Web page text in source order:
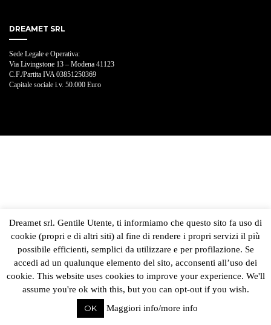
DREAMET SRL
Sede Legale e Operativa:
Via Livingstone 13 – Modena 41123
C.F./Partita IVA 03851250369
Capitale sociale i.v. 50.000 Euro
Dreamet srl. Gentile Utente, ti informiamo che questo sito fa uso di
cookie (propri e di altri siti) al fine di rendere i propri servizi il più
possibile efficienti, semplici da utilizzare e per profilazione. Se
accedi ad un qualunque elemento del sito, acconsenti all’uso dei
cookie. This website uses cookies to improve your experience. We'll
assume you're ok with this, but you can opt-out if you wish.
OK
Maggiori info/more info